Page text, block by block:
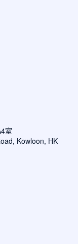
室
Kowloon, HK